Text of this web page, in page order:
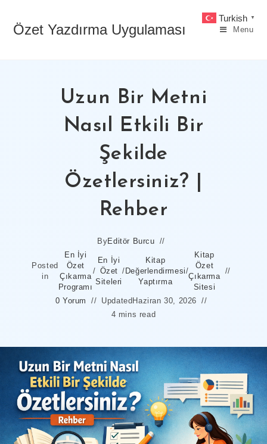
contentÖzet Yazdırma Uygulaması Menu
Uzun Bir Metni
Nasıl Etkili Bir
Şekilde
Özetlersiniz? |
Rehber
ByEditör Burcu
Posted
in
En İyi
Özet
Çıkarma
Programı
/
En İyi
Özet
Siteleri
/
Kitap
Değerlendirmesi
Yaptırma
/
Kitap
Özet
Çıkarma
Sitesi
0 Yorum
Updated Haziran 30, 2026
4 mins read
Turkish ▼